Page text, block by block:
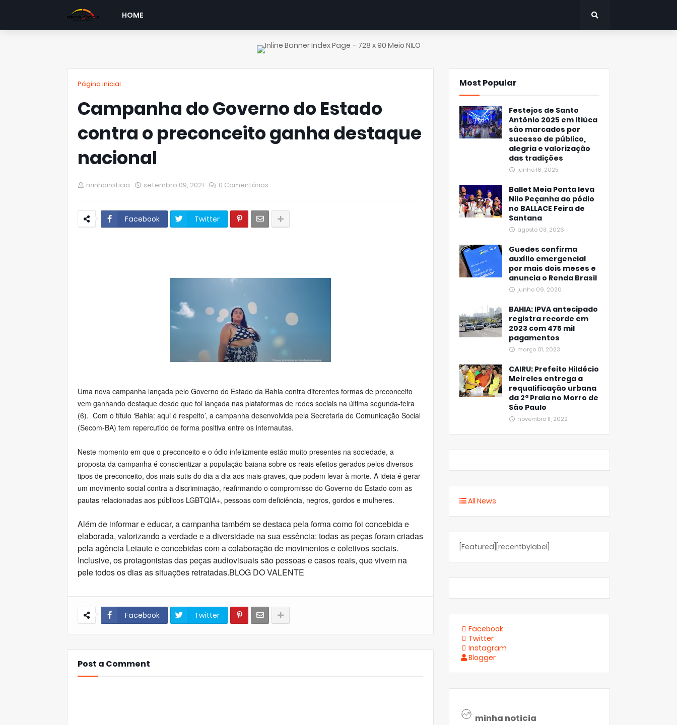
HOME
Página inicial
Campanha do Governo do Estado
contra o preconceito ganha destaque
nacional
minhanoticia setembro 09, 2021 0 Comentários
Facebook Twitter
Uma nova campanha lançada pelo Governo do Estado da Bahia contra diferentes formas de preconceito
vem ganhando destaque desde que foi lançada nas plataformas de redes sociais na última segunda-feira
(6). Com o título ‘Bahia: aqui é respeito’, a campanha desenvolvida pela Secretaria de Comunicação Social
(Secom-BA) tem repercutido de forma positiva entre os internautas.
Neste momento em que o preconceito e o ódio infelizmente estão muito presentes na sociedade, a
proposta da campanha é conscientizar a população baiana sobre os reais efeitos gerados pelos diversos
tipos de preconceito, dos mais sutis do dia a dia aos mais graves, que podem levar à morte. A ideia é gerar
um movimento social contra a discriminação, reafirmando o compromisso do Governo do Estado com as
pautas relacionadas aos públicos LGBTQIA+, pessoas com deficiência, negros, gordos e mulheres.
Além de informar e educar, a campanha também se destaca pela forma como foi concebida e
elaborada, valorizando a verdade e a diversidade na sua essência: todas as peças foram criadas
pela agência Leiaute e concebidas com a colaboração de movimentos e coletivos sociais.
Inclusive, os protagonistas das peças audiovisuais são pessoas e casos reais, que vivem na
pele todos os dias as situações retratadas.BLOG DO VALENTE
Facebook Twitter
Post a Comment
Most Popular
Festejos de Santo
Antônio 2025 em Itiúca
são marcados por
sucesso de público,
alegria e valorização
das tradições
junho 16, 2025
Ballet Meia Ponta leva
Nilo Peçanha ao pódio
no BALLACE Feira de
Santana
agosto 03, 2026
Guedes confirma
auxílio emergencial
por mais dois meses e
anuncia o Renda Brasil
junho 09, 2020
BAHIA: IPVA antecipado
registra recorde em
2023 com 475 mil
pagamentos
março 01, 2023
CAIRU: Prefeito Hildécio
Meireles entrega a
requalificação urbana
da 2ª Praia no Morro de
São Paulo
novembro 11, 2022
All News
[Featured][recentbylabel]
Facebook
Twitter
Instagram
Blogger
minha noticia